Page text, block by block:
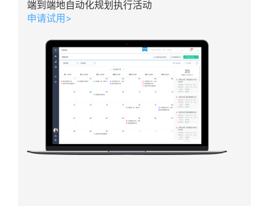
端到端地自动化规划执行活动
申请试用>